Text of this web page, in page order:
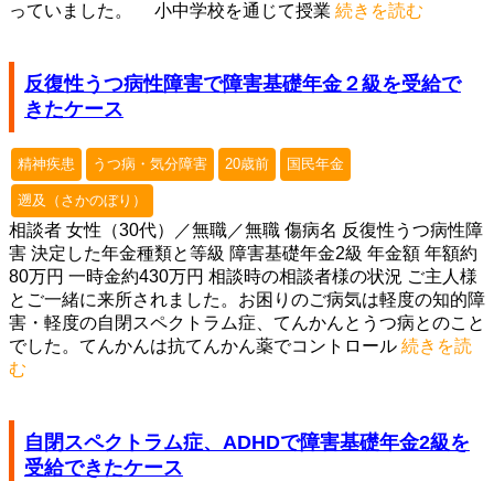
っていました。 小中学校を通じて授業 続きを読む
反復性うつ病性障害で障害基礎年金２級を受給で
きたケース
精神疾患 うつ病・気分障害 20歳前 国民年金
遡及（さかのぼり）
相談者 女性（30代）／無職／無職 傷病名 反復性うつ病性障
害 決定した年金種類と等級 障害基礎年金2級 年金額 年額約
80万円 一時金約430万円 相談時の相談者様の状況 ご主人様
とご一緒に来所されました。お困りのご病気は軽度の知的障
害・軽度の自閉スペクトラム症、てんかんとうつ病とのこと
でした。てんかんは抗てんかん薬でコントロール 続きを読
む
自閉スペクトラム症、ADHDで障害基礎年金2級を
受給できたケース